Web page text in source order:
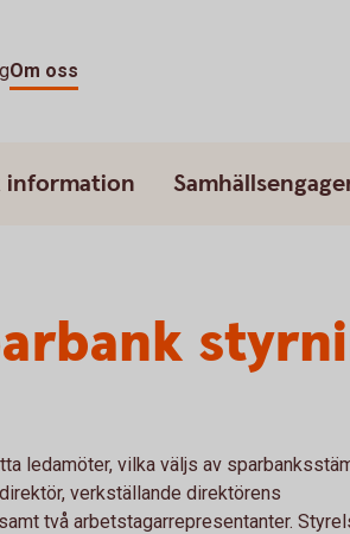
Om oss
information
ledamöter, vilka väljs av
verkställande direktörens
två arbetstagarrepresentanter.